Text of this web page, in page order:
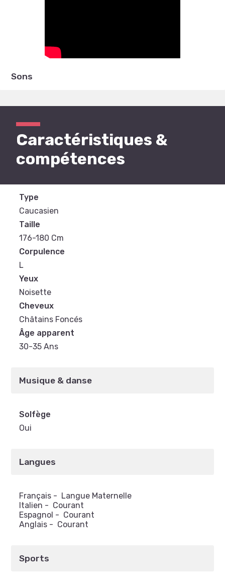
Sons
Caractéristiques &
compétences
Type
Caucasien
Taille
176-180 Cm
Corpulence
L
Yeux
Noisette
Cheveux
Châtains Foncés
Âge apparent
30-35 Ans
Musique & danse
Solfège
Oui
Langues
Français - Langue Maternelle
Italien - Courant
Espagnol - Courant
Anglais - Courant
Sports